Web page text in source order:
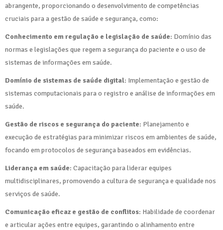
abrangente, proporcionando o desenvolvimento de competências
cruciais para a gestão de saúde e segurança, como:
Conhecimento em regulação e legislação de saúde: Domínio das
normas e legislações que regem a segurança do paciente e o uso de
sistemas de informações em saúde.
Domínio de sistemas de saúde digital: Implementação e gestão de
sistemas computacionais para o registro e análise de informações em
saúde.
Gestão de riscos e segurança do paciente: Planejamento e
execução de estratégias para minimizar riscos em ambientes de saúde,
focando em protocolos de segurança baseados em evidências.
Liderança em saúde: Capacitação para liderar equipes
multidisciplinares, promovendo a cultura de segurança e qualidade nos
serviços de saúde.
Comunicação eficaz e gestão de conflitos: Habilidade de coordenar
e articular ações entre equipes, garantindo o alinhamento entre